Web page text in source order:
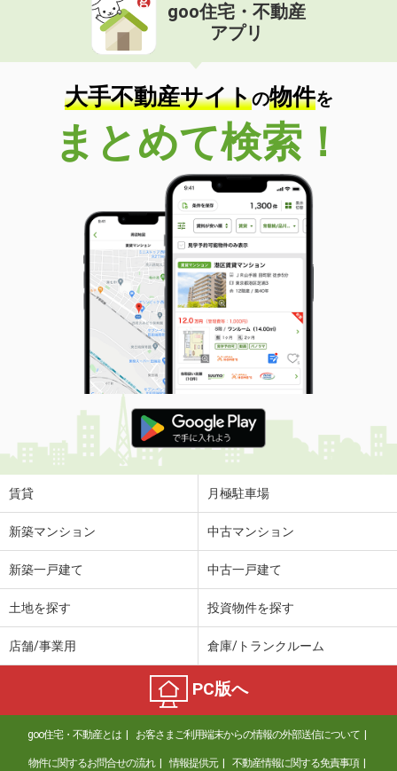
価 格
住 所
鳥取県鳥取市国府町宮下
専有面積 55.47m²
間取り
2LDK
鳥取県米子市皆生新田３
価 格
6.40万円
鳥取県米子市皆生新田３
33.52m²
間取り
1LDK
鳥取県鳥取市賀露町西１
価 格
4.80万円
住 所
鳥取県鳥取市賀露町西１
専有面積 44.82m²
間取り
2DK
鳥取県米子市両三柳
価 格
4.60万円
住 所
鳥取県米子市両三柳
専有面積
鳥取県倉吉市福守町
5.15万円
鳥取県倉吉市福守町
5.05万円
住 所
鳥取県倉吉市福守町
専有面積 52.38m²
間取り
1LDK
goo住宅・不動産
アプリ
大手不動産サイトの物件を
まとめて検索！
賃貸 月極駐車場
新築マンション 中古マンション
新築一戸建て 中古一戸建て
土地を探す 投資物件を探す
店舗/事業用 倉庫/トランクルーム
PC版へ
goo住宅・不動産とは お客さまご利用端末からの情報の外部送信について
物件に関するお問合せの流れ 情報提供元 不動産情報に関する免責事項